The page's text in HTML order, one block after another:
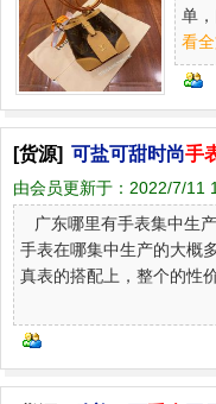
单
看
[货源] 可盐可甜时尚手
由会员更新于： 2022/7/11
广东哪里有手表集中生
手表在哪集中生产的大概
真表的搭配上，整个的性